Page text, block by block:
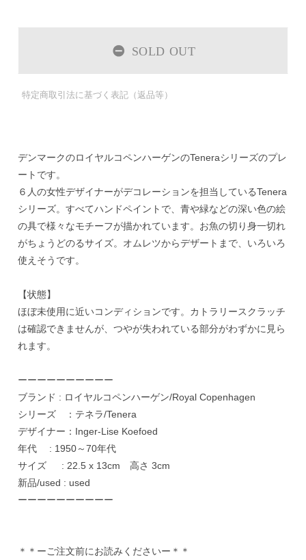
SOLD OUT
特定商取引法に基づく表記（返品等）
デンマークのロイヤルコペンハーゲンのTeneraシリーズのプレ
ートです。
６人の女性デザイナーがデコレーションを担当しているTenera
シリーズ。すべてハンドペイントで、青や緑などの深い色の絵
の具で様々なモチーフが描かれています。お魚の切り身一切れ
がちょうどのるサイズ。オムレツからデザートまで、いろいろ
使えそうです。
【状態】
ほぼ未使用に近いコンディションです。カトラリースクラッチ
は確認できませんが、つやが失われている部分がわずかに見ら
れます。
ーーーーーーーーーー
ブランド : ロイヤルコペンハーゲン/Royal Copenhagen
シリーズ ：テネラ/Tenera
デザイナー：Inger-Lise Koefoed
年代 : 1950～70年代
サイズ : 22.5 x 13cm 高さ 3cm
新品/used : used
ーーーーーーーーーー
＊＊ーご注文前にお読みくださいー＊＊